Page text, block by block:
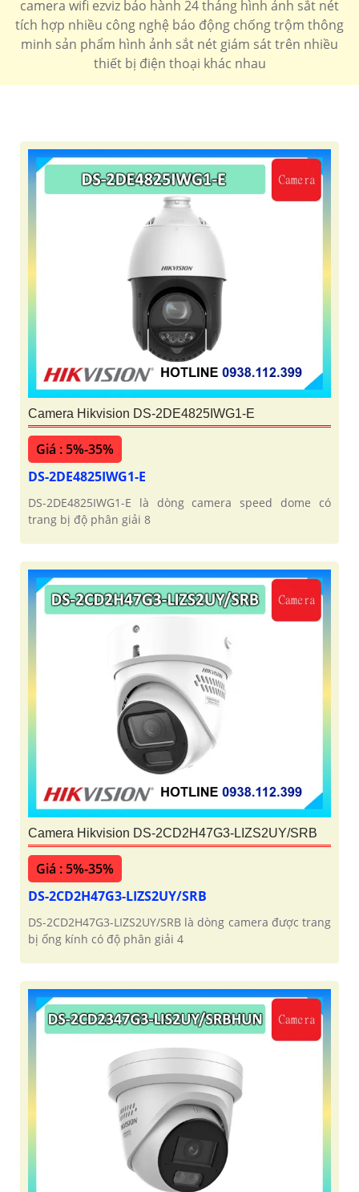
C3N-A0-3H2WFRL
💰 Lắp Camera wifi ezvis 360
🔖 110.000 VNĐ Xoay 360 giá rẻ dễ sử dụng chất lượng cao CS-
TY2-B0-1G2WF
Tham khảo các dòng camera wifi ezviz chất lượng giá
rẻ.
Camera Ezviz
Ngoài Trời
camera wifi ezviz bảo hành 24 tháng hình ảnh sắt nét
tích hợp nhiều công nghệ báo động chống trộm thông
minh sản phẩm hình ảnh sắt nét giám sát trên nhiều
thiết bị điện thoại khác nhau
Camera Hikvision DS-2DE4825IWG1-E
Giá : 5%-35%
DS-2DE4825IWG1-E
DS-2DE4825IWG1-E là dòng camera speed dome có
trang bị độ phân giải 8
Camera Hikvision DS-2CD2H47G3-LIZS2UY/SRB
Giá : 5%-35%
DS-2CD2H47G3-LIZS2UY/SRB
DS-2CD2H47G3-LIZS2UY/SRB là dòng camera được trang
bị ống kính có độ phân giải 4